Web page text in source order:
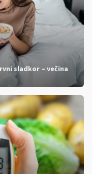
sladkor – večina